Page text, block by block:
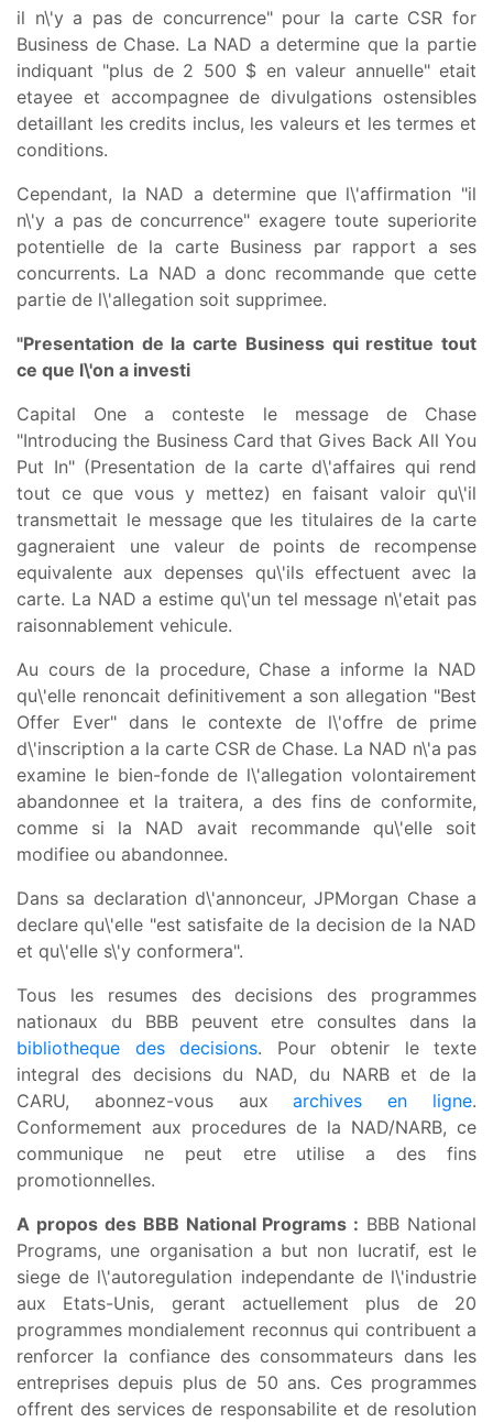
il n\'y a pas de concurrence" pour la carte CSR for
Business de Chase. La NAD a determine que la partie
indiquant "plus de 2 500 $ en valeur annuelle" etait
etayee et accompagnee de divulgations ostensibles
detaillant les credits inclus, les valeurs et les termes et
conditions.
Cependant, la NAD a determine que l\'affirmation "il
n\'y a pas de concurrence" exagere toute superiorite
potentielle de la carte Business par rapport a ses
concurrents. La NAD a donc recommande que cette
partie de l\'allegation soit supprimee.
"Presentation de la carte Business qui restitue tout
ce que l\'on a investi
Capital One a conteste le message de Chase
"Introducing the Business Card that Gives Back All You
Put In" (Presentation de la carte d\'affaires qui rend
tout ce que vous y mettez) en faisant valoir qu\'il
transmettait le message que les titulaires de la carte
gagneraient une valeur de points de recompense
equivalente aux depenses qu\'ils effectuent avec la
carte. La NAD a estime qu\'un tel message n\'etait pas
raisonnablement vehicule.
Au cours de la procedure, Chase a informe la NAD
qu\'elle renoncait definitivement a son allegation "Best
Offer Ever" dans le contexte de l\'offre de prime
d\'inscription a la carte CSR de Chase. La NAD n\'a pas
examine le bien-fonde de l\'allegation volontairement
abandonnee et la traitera, a des fins de conformite,
comme si la NAD avait recommande qu\'elle soit
modifiee ou abandonnee.
Dans sa declaration d\'annonceur, JPMorgan Chase a
declare qu\'elle "est satisfaite de la decision de la NAD
et qu\'elle s\'y conformera".
Tous les resumes des decisions des programmes
nationaux du BBB peuvent etre consultes dans la
bibliotheque des decisions. Pour obtenir le texte
integral des decisions du NAD, du NARB et de la
CARU, abonnez-vous auxarchives en ligne.
Conformement aux procedures de la NAD/NARB, ce
communique ne peut etre utilise a des fins
promotionnelles.
A propos des BBB National Programs : BBB National
Programs, une organisation a but non lucratif, est le
siege de l\'autoregulation independante de l\'industrie
aux Etats-Unis, gerant actuellement plus de 20
programmes mondialement reconnus qui contribuent a
renforcer la confiance des consommateurs dans les
entreprises depuis plus de 50 ans. Ces programmes
offrent des services de responsabilite et de resolution